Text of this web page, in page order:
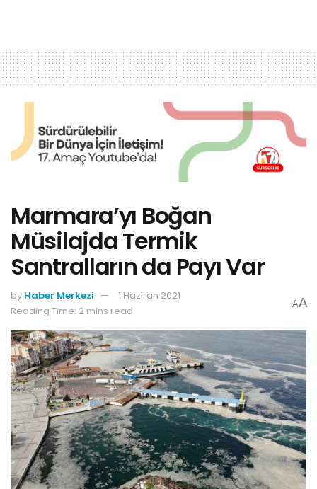
Marmara’yı Boğan
Müsilajda Termik
Santralların da Payı Var
by Haber Merkezi
1 Haziran 2021
Reading Time: 2 mins read
AA